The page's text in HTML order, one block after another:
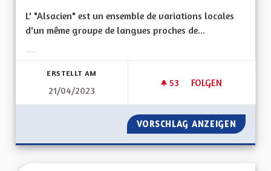
L' "Alsacien" est un ensemble de variations locales
d'un même groupe de langues proches de...
ERSTELLT AM
21/04/2023
53 53 FOLLOWER
FOLGEN
ALSACIEN:
VORSCHLAG ANZEIGEN